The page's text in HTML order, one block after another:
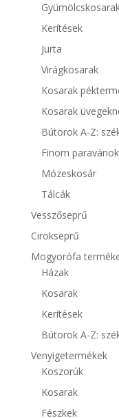
Kerítések
Jurta
Virágkosarak
Kosarak
Kosarak
Bútorok A-Z:
Finom
Mózeskosár
Tálcák
Vesszőseprű
Cirokseprű
Mogyorófa
Házak
Kosarak
Kerítések
Bútorok A-Z:
Venyigetermékek
Koszorúk
Kosarak
Fészkek